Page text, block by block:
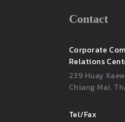
Contact
Corporate
Relations
239 Huay
Chiang Mai,
Tel/Fax